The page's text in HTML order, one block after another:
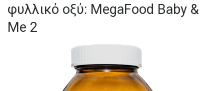
φυλλικό οξύ: MegaFood Baby &
Me 2